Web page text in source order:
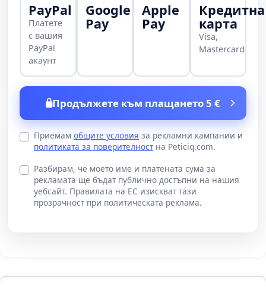
PayPal
Платете
с вашия
PayPal
акаунт
Google
Pay
Apple
Pay
Кредитна
карта
Visa,
Mastercard
Продължете към плащането 5 €
Приемам общите условия за рекламни кампании и
политиката за поверителностна Peticiq.com.
Разбирам, че моето име и платената сума за
рекламата ще бъдат публично достъпни на нашия
уебсайт. Правилата на ЕС изискват тази
прозрачност при политическата реклама.